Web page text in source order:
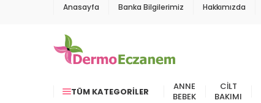
Anasayfa Banka Bilgilerimiz Hakkımızda
TÜM KATEGORILER
ANNE
BEBEK
CILT
BAKIMI